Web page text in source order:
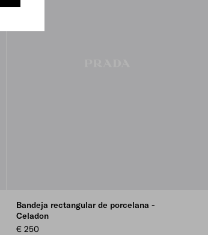
Bandeja rectangular de porcelana -
Celadon
€ 250